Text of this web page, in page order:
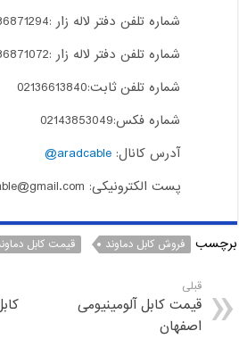
شماره تلفن دفتر لاله زار :02136871294
شماره تلفن دفتر لاله زار :02136871072
شماره تلفن ثابت:02136613840
شماره فکس:02143853049
آدرس کانال:aradcable@
پست الکترونیکی: aradcable@gmail.com
برچسب فروش کابل دماوند قیمت کابل
قبلی
قیمت کابل آلومینیومی
اصفهان